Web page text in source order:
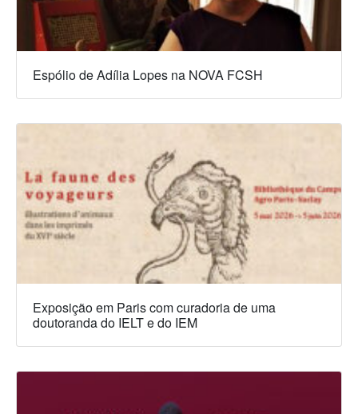
Espólio de Adília Lopes na NOVA FCSH
Exposição em Paris com curadoria de uma
doutoranda do IELT e do IEM